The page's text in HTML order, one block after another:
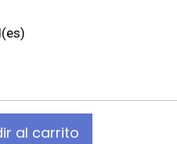
al carrito